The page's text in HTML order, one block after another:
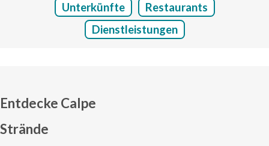
Unterkünfte
Restaurants
Dienstleistungen
Entdecke Calpe
Strände